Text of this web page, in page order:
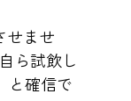
せませ
ら試飲し
と確信で